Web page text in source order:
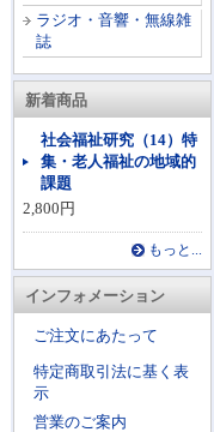
ラジオ・音響・無線雑
誌
新着商品
社会福祉研究（14）特
集・老人福祉の地域的
課題
2,800円
もっと...
インフォメーション
ご注文にあたって
特定商取引法に基く表
示
営業のご案内